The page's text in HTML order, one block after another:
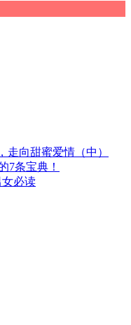
走向甜蜜爱情（中）
7条宝典！
必读